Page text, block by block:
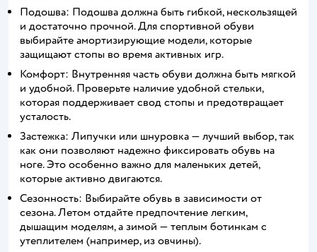
Подошва: Подошва должна быть гибкой, нескользящей
и достаточно прочной. Для спортивной обуви
выбирайте амортизирующие модели, которые
защищают стопы во время активных игр.
Комфорт: Внутренняя часть обуви должна быть мягкой
и удобной. Проверьте наличие удобной стельки,
которая поддерживает свод стопы и предотвращает
усталость.
Застежка: Липучки или шнуровка — лучший выбор, так
как они позволяют надежно фиксировать обувь на
ноге. Это особенно важно для маленьких детей,
которые активно двигаются.
Сезонность: Выбирайте обувь в зависимости от
сезона. Летом отдайте предпочтение легким,
дышащим моделям, а зимой — теплым ботинкам с
утеплителем (например, из овчины).